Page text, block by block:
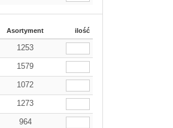
Asortyment ilość
1253
1579
1072
1273
964